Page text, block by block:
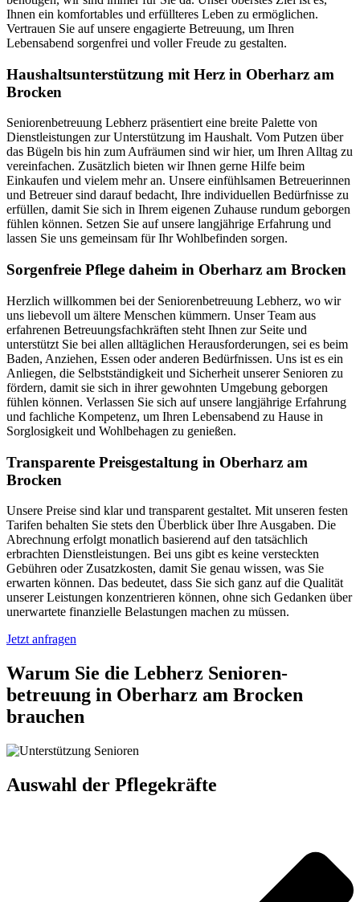
Ihnen ein komfortables und erfüllteres Leben zu ermöglichen.
Vertrauen Sie auf unsere engagierte Betreuung, um Ihren
Lebensabend sorgenfrei und voller Freude zu gestalten.
Haushalts­unterstützung mit Herz in Oberharz am
Brocken
Seniorenbetreuung Lebherz präsentiert eine breite Palette von
Dienstleistungen zur Unterstützung im Haushalt. Vom Putzen über
das Bügeln bis hin zum Aufräumen sind wir hier, um Ihren Alltag zu
vereinfachen. Zusätzlich bieten wir Ihnen gerne Hilfe beim
Einkaufen und vielem mehr an. Unsere einfühlsamen Betreuerinnen
und Betreuer sind darauf bedacht, Ihre individuellen Bedürfnisse zu
erfüllen, damit Sie sich in Ihrem eigenen Zuhause rundum geborgen
fühlen können. Setzen Sie auf unsere langjährige Erfahrung und
lassen Sie uns gemeinsam für Ihr Wohlbefinden sorgen.
Sorgenfreie Pflege daheim in Oberharz am Brocken
Herzlich willkommen bei der Seniorenbetreuung Lebherz, wo wir
uns liebevoll um ältere Menschen kümmern. Unser Team aus
erfahrenen Betreuungsfachkräften steht Ihnen zur Seite und
unterstützt Sie bei allen alltäglichen Herausforderungen, sei es beim
Baden, Anziehen, Essen oder anderen Bedürfnissen. Uns ist es ein
Anliegen, die Selbstständigkeit und Sicherheit unserer Senioren zu
fördern, damit sie sich in ihrer gewohnten Umgebung geborgen
fühlen können. Verlassen Sie sich auf unsere langjährige Erfahrung
und fachliche Kompetenz, um Ihren Lebensabend zu Hause in
Sorglosigkeit und Wohlbehagen zu genießen.
Transparente Preisgestaltung in Oberharz am
Brocken
Unsere Preise sind klar und transparent gestaltet. Mit unseren festen
Tarifen behalten Sie stets den Überblick über Ihre Ausgaben. Die
Abrechnung erfolgt monatlich basierend auf den tatsächlich
erbrachten Dienstleistungen. Bei uns gibt es keine versteckten
Gebühren oder Zusatzkosten, damit Sie genau wissen, was Sie
erwarten können. Das bedeutet, dass Sie sich ganz auf die Qualität
unserer Leistungen konzentrieren können, ohne sich Gedanken über
unerwartete finanzielle Belastungen machen zu müssen.
Jetzt anfragen
Warum Sie die Lebherz Senioren­
betreuung in Oberharz am Brocken
brauchen
Auswahl der Pflegekräfte